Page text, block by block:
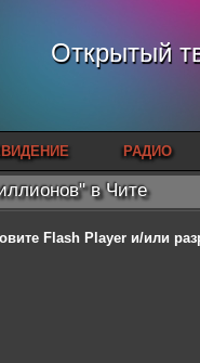
Открытый
РАДИО
в Чите
Flash Playerи/или